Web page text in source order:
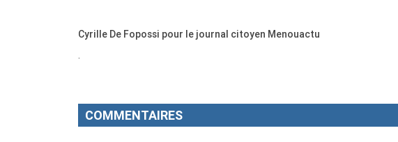
Cyrille De Fopossi pour le journal citoyen Menouactu
.
COMMENTAIRES